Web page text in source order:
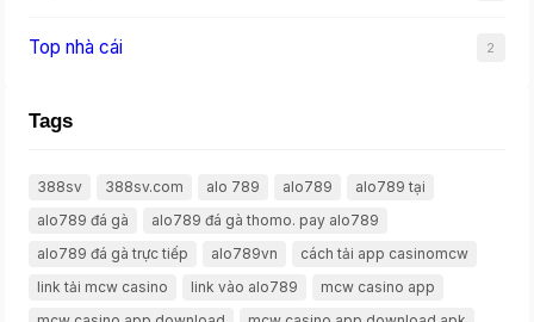
Top nhà cái 2
Tags
388sv 388sv.com alo 789 alo789
alo789 tại
alo789 đá gà
alo789 đá gà thomo. pay alo789
alo789 đá gà trực tiếp
alo789vn
cách tải app casinomcw
link tải mcw casino
link vào alo789
mcw casino app